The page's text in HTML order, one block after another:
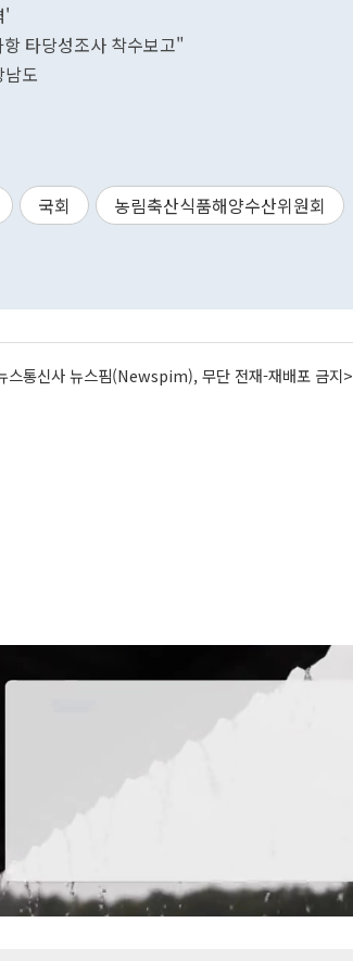
'
타당성조사 착수보고"
도
국회
농림축산식품해양수산위원회
스통신사 뉴스핌(Newspim), 무단 전재-재배포 금지>